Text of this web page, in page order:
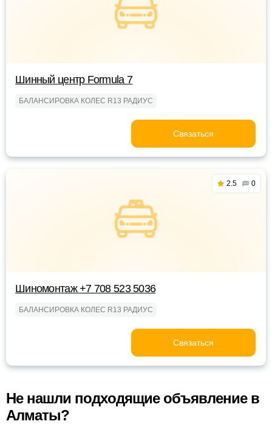
Шинный центр Formula 7
БАЛАНСИРОВКА КОЛЕС R13 РАДИУС
Связаться
2.5 0
Шиномонтаж +7 708 523 5036
БАЛАНСИРОВКА КОЛЕС R13 РАДИУС
Связаться
Не нашли подходящие объявление в
Алматы?